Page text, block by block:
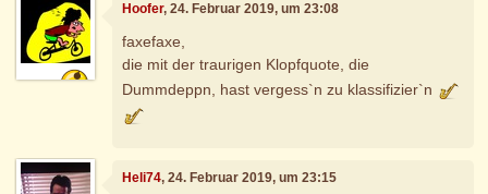
Hoofer, 24. Februar 2019, um 23:08
faxefaxe,
die mit der traurigen Klopfquote, die
Dummdeppn, hast vergess`n zu klassifizier`n
Heli74, 24. Februar 2019, um 23:15